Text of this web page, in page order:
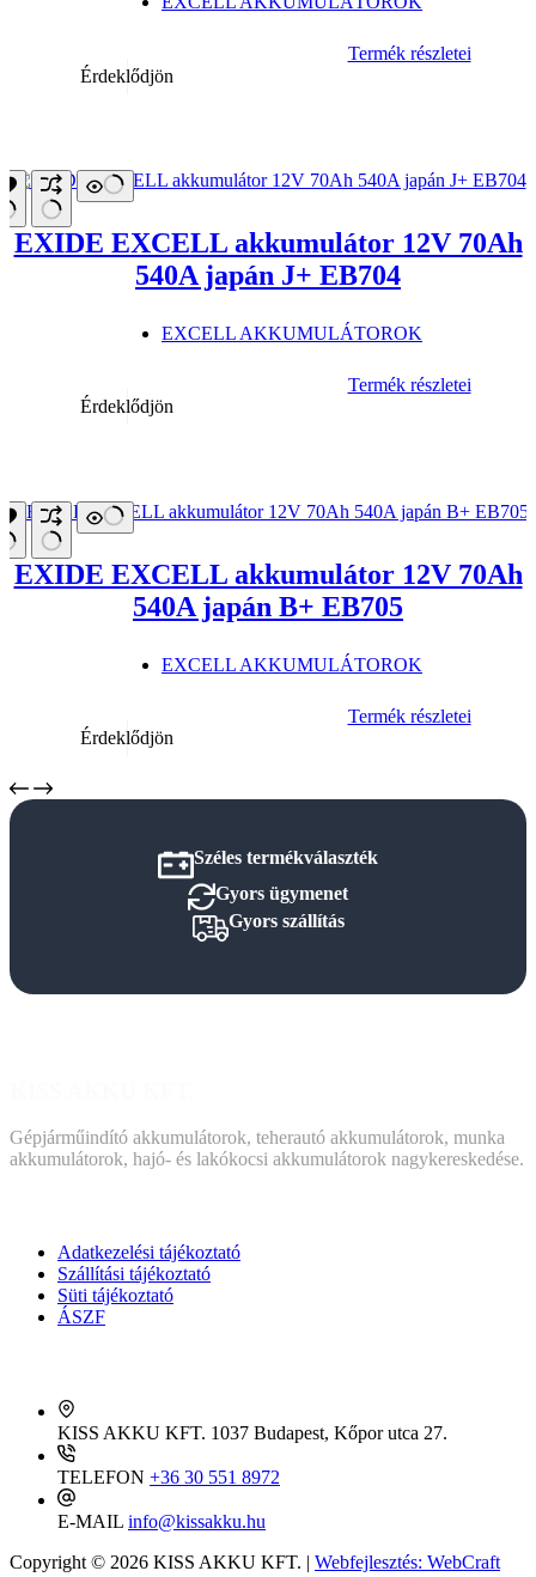
Érdeklődjön
Termék részletei
EXIDE EXCELL akkumulátor 12V 70Ah
540A japán J+ EB704
EXCELL AKKUMULÁTOROK
Érdeklődjön
Termék részletei
EXIDE EXCELL akkumulátor 12V 70Ah
540A japán B+ EB705
EXCELL AKKUMULÁTOROK
Érdeklődjön
Termék részletei
Széles termékválaszték
Gyors ügymenet
Gyors szállítás
Gépjárműindító akkumulátorok, teherautó akkumulátorok, munka
akkumulátorok, hajó- és lakókocsi akkumulátorok nagykereskedése.
Adatkezelési tájékoztató
Szállítási tájékoztató
Süti tájékoztató
ÁSZF
KISS AKKU KFT. 1037 Budapest, Kőpor utca 27.
TELEFON +36 30 551 8972
E-MAIL info@kissakku.hu
Copyright © 2026 KISS AKKU KFT. | Webfejlesztés: WebCraft